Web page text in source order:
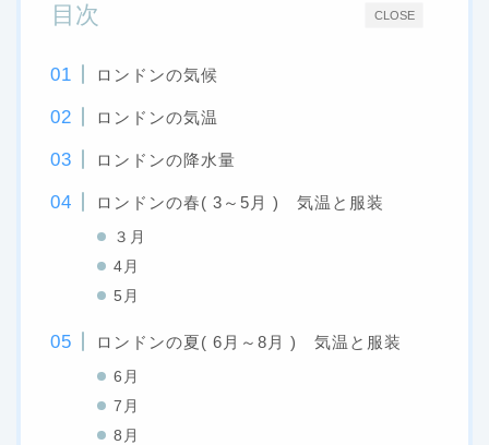
CLOSE
目次
ロンドンの気候
ロンドンの気温
ロンドンの降水量
ロンドンの春( 3～5月 ) 気温と服装
３月
4月
5月
ロンドンの夏( 6月～8月 ) 気温と服装
6月
7月
8月